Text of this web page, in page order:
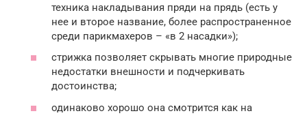
техника накладывания пряди на прядь (есть у
нее и второе название, более распространенное
среди парикмахеров – «в 2 насадки»);
стрижка позволяет скрывать многие природные
недостатки внешности и подчеркивать
достоинства;
одинаково хорошо она смотрится как на